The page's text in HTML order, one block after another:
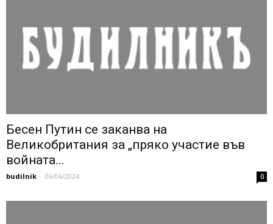
Бесен Путин се заканва на
Великобритания за „пряко участие във
войната...
budilnik - 06/06/2024 0